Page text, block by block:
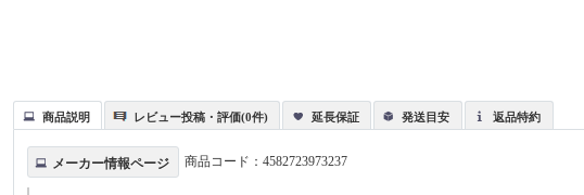
商品説明 レビュー投稿・評価(0件) 延長保証 発送目安 返品特約
メーカー情報ページ 商品コード：4582723973237